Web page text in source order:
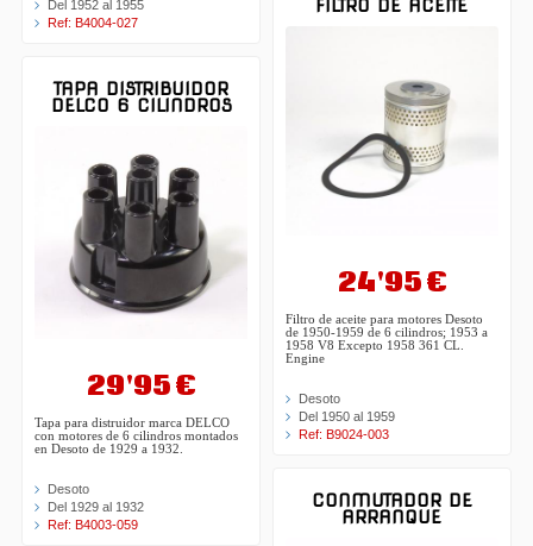
Del 1952 al 1955
Ref: B4004-027
TAPA DISTRIBUIDOR
DELCO 6 CILINDROS
29'95 €
Tapa para distruidor marca DELCO
con motores de 6 cilindros montados
en Desoto de 1929 a 1932.
Desoto
Del 1929 al 1932
Ref: B4003-059
FILTRO DE ACEITE
24'95 €
Filtro de aceite para motores Desoto
de 1950-1959 de 6 cilindros; 1953 a
1958 V8 Excepto 1958 361 CL.
Engine
Desoto
Del 1950 al 1959
Ref: B9024-003
CONMUTADOR DE
ARRANQUE